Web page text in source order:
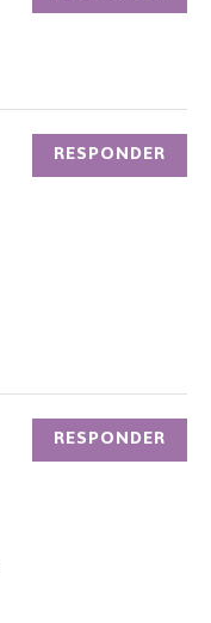
RESPONDER
RESPONDER